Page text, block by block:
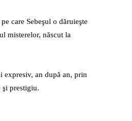
care Sebeşul o dăruieşte
misterelor, născut la
expresiv, an după an, prin
şi prestigiu.